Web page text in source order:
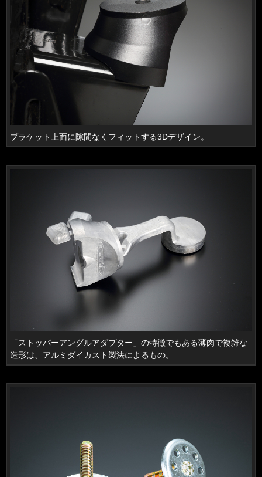
ブラケット上面に隙間なくフィットする3Dデザイン。
「ストッパーアングルアダプター」の特徴でもある薄肉で複雑な
造形は、アルミダイカスト製法によるもの。